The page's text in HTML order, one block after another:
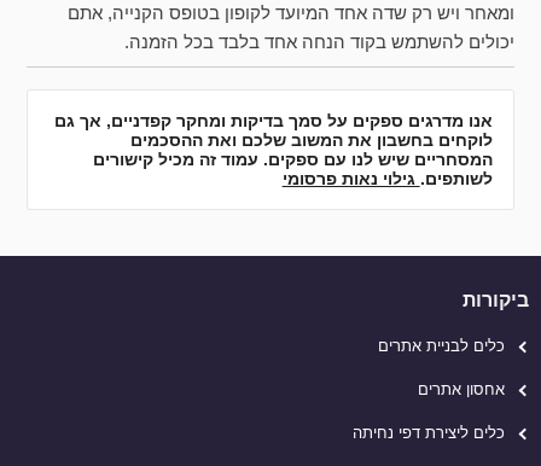
ומאחר ויש רק שדה אחד המיועד לקופון בטופס הקנייה, אתם
יכולים להשתמש בקוד הנחה אחד בלבד בכל הזמנה.
אנו מדרגים ספקים על סמך בדיקות ומחקר קפדניים, אך גם
לוקחים בחשבון את המשוב שלכם ואת ההסכמים
המסחריים שיש לנו עם ספקים. עמוד זה מכיל קישורים
לשותפים. גילוי נאות פרסומי
ביקורות
כלים לבניית אתרים
אחסון אתרים
כלים ליצירת דפי נחיתה